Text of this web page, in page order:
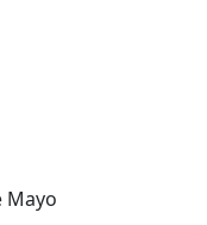
Mayo